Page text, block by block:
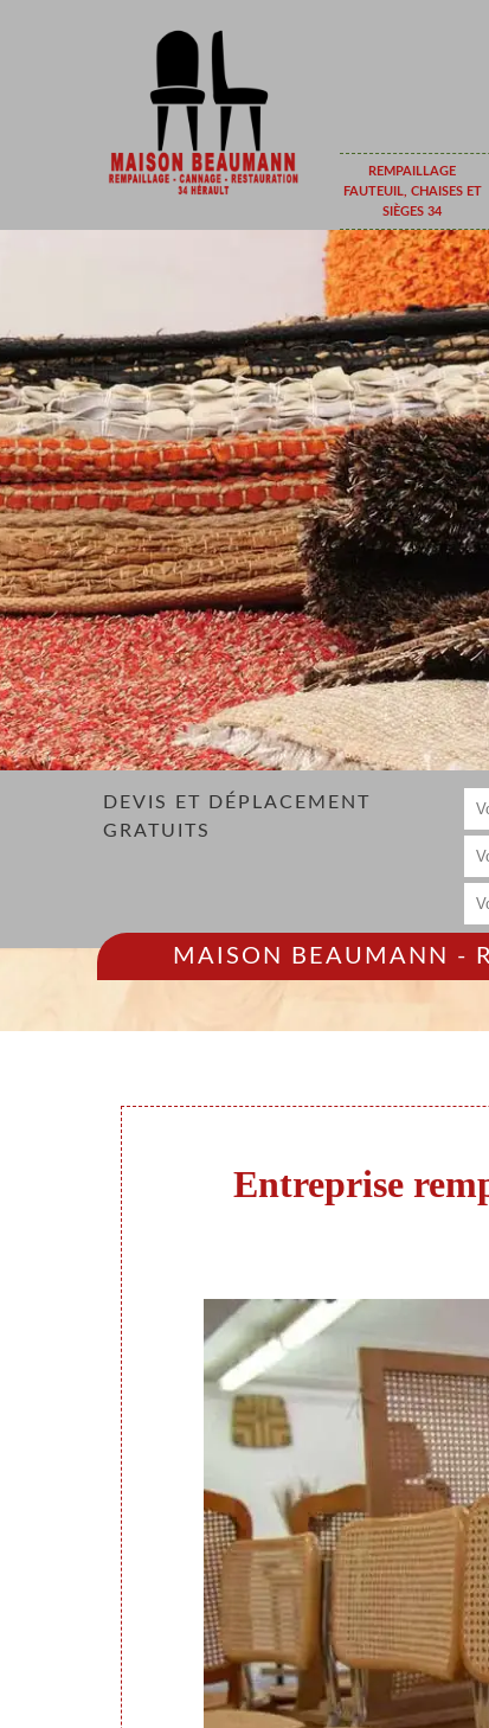
REMPAILLAGE
FAUTEUIL, CHAISES ET
SIÈGES 34
MAISON BEAUMANN -
DEVIS ET DÉPLACEMENT
GRATUITS
Entreprise